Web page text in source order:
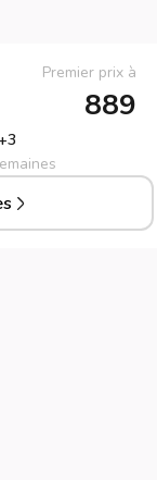
Premier prix à
889
3